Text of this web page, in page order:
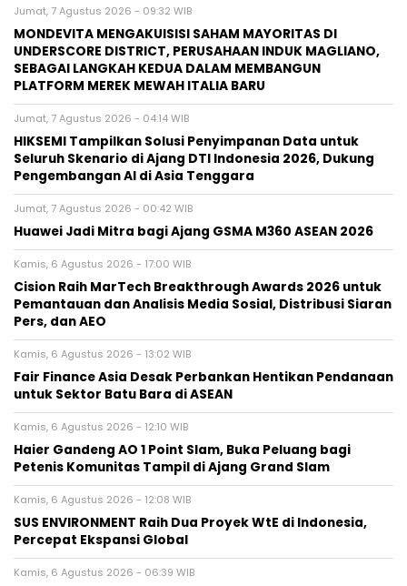
Jumat, 7 Agustus 2026 - 09:32 WIB
MONDEVITA MENGAKUISISI SAHAM MAYORITAS DI
UNDERSCORE DISTRICT, PERUSAHAAN INDUK MAGLIANO,
SEBAGAI LANGKAH KEDUA DALAM MEMBANGUN
PLATFORM MEREK MEWAH ITALIA BARU
Jumat, 7 Agustus 2026 - 04:14 WIB
HIKSEMI Tampilkan Solusi Penyimpanan Data untuk
Seluruh Skenario di Ajang DTI Indonesia 2026, Dukung
Pengembangan AI di Asia Tenggara
Jumat, 7 Agustus 2026 - 00:42 WIB
Huawei Jadi Mitra bagi Ajang GSMA M360 ASEAN 2026
Kamis, 6 Agustus 2026 - 17:00 WIB
Cision Raih MarTech Breakthrough Awards 2026 untuk
Pemantauan dan Analisis Media Sosial, Distribusi Siaran
Pers, dan AEO
Kamis, 6 Agustus 2026 - 13:02 WIB
Fair Finance Asia Desak Perbankan Hentikan Pendanaan
untuk Sektor Batu Bara di ASEAN
Kamis, 6 Agustus 2026 - 12:10 WIB
Haier Gandeng AO 1 Point Slam, Buka Peluang bagi
Petenis Komunitas Tampil di Ajang Grand Slam
Kamis, 6 Agustus 2026 - 12:08 WIB
SUS ENVIRONMENT Raih Dua Proyek WtE di Indonesia,
Percepat Ekspansi Global
Kamis, 6 Agustus 2026 - 06:39 WIB